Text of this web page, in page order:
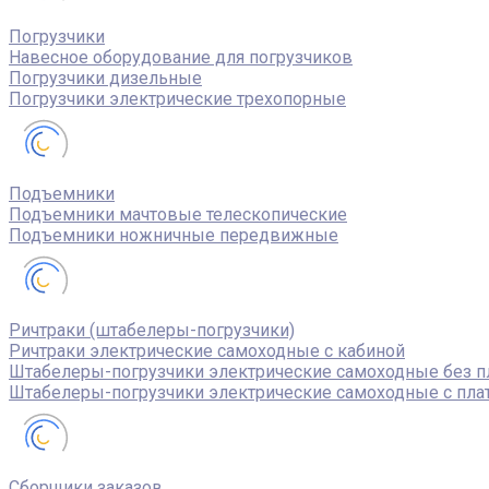
Погрузчики
Навесное оборудование для погрузчиков
Погрузчики дизельные
Погрузчики электрические трехопорные
Подъемники
Подъемники мачтовые телескопические
Подъемники ножничные передвижные
Ричтраки (штабелеры-погрузчики)
Ричтраки электрические самоходные с кабиной
Штабелеры-погрузчики электрические самоходные без
Штабелеры-погрузчики электрические самоходные с